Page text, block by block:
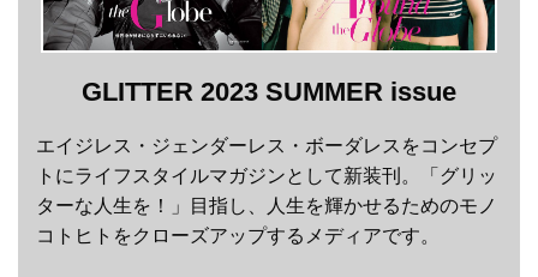
GLITTER 2023 SUMMER issue
エイジレス・ジェンダーレス・ボーダレスをコンセプ
トにライフスタイルマガジンとして新装刊。「グリッ
ターな人生を！」目指し、人生を輝かせるためのモノ
コトヒトをクローズアップするメディアです。